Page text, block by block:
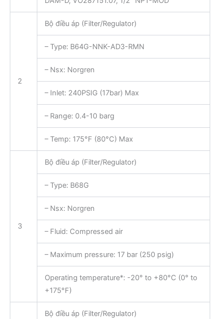
2
Bộ điều áp (Filter/Regulator)
– Type: B64G-NNK-AD3-RMN
– Nsx: Norgren
– Inlet: 240PSIG (17bar) Max
– Range: 0.4-10 barg
– Temp: 175°F (80°C) Max
3
Bộ điều áp (Filter/Regulator)
– Type: B68G
– Nsx: Norgren
– Fluid: Compressed air
– Maximum pressure: 17 bar (250 psig)
Operating temperature*: -20° to +80°C (0° to
+175°F)
Bộ điều áp (Filter/Regulator)